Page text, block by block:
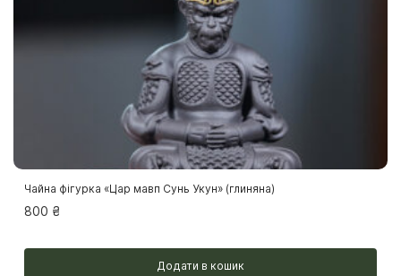
Чайна фігурка «Цар мавп Сунь Укун» (глиняна)
800 ₴
Додати в кошик